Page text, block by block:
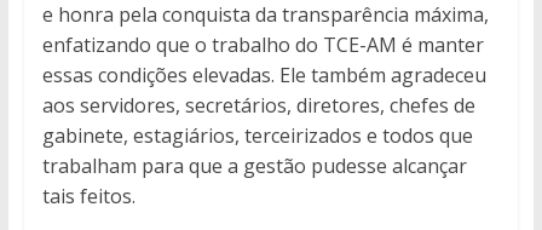
e honra pela conquista da transparência máxima,
enfatizando que o trabalho do TCE-AM é manter
essas condições elevadas. Ele também agradeceu
aos servidores, secretários, diretores, chefes de
gabinete, estagiários, terceirizados e todos que
trabalham para que a gestão pudesse alcançar
tais feitos.